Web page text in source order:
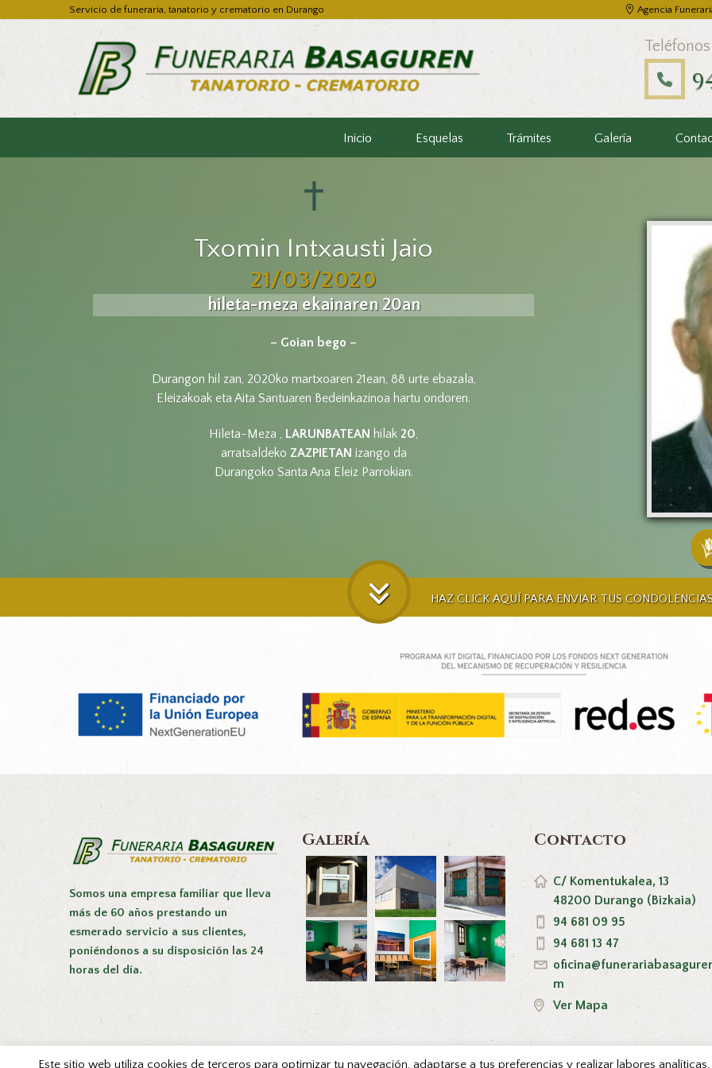
Servicio de funeraria, tanatorio y crematorio en Durango Agencia
Inicio Esquelas Trámites Galería
Txomin Intxausti Jaio
21/03/2020
hileta-meza ekainaren 20an
– Goian bego –
Durangon hil zan, 2020ko martxoaren 21ean, 88 urte ebazala,
Eleizakoak eta Aita Santuaren Bedeinkazinoa hartu ondoren.
Hileta-Meza , LARUNBATEAN hilak 20,
arratsaldeko ZAZPIETAN izango da
Durangoko Santa Ana Eleiz Parrokian.
HAZ CLICK AQUÍ PARA ENVIAR TUS
Somos una empresa familiar que lleva
más de 60 años prestando un
esmerado servicio a sus clientes,
poniéndonos a su disposición las 24
horas del día.
Galería Contacto
C/ Komentukalea, 13
48200 Durango (Bizkaia)
94 681 09 95
94 681 13 47
m
Ver Mapa
Este sitio web utiliza cookies de terceros para optimizar tu navegación, adaptarse a tus preferencias y realizar labores